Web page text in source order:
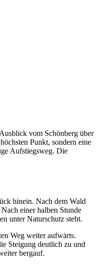
vom Schönberg über
Punkt, sondern eine
Aufstiegsweg. Die
hinein. Nach dem Wald
einer halben Stunde
unter Naturschutz steht.
Weg weiter aufwärts.
Steigung deutlich zu und
bergauf.